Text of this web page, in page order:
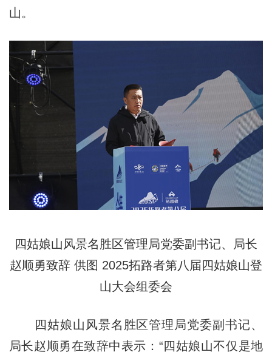
山。
四姑娘山风景名胜区管理局党委副书记、局长
赵顺勇致辞 供图 2025拓路者第八届四姑娘山登
山大会组委会
四姑娘山风景名胜区管理局党委副书记、
局长赵顺勇在致辞中表示：“四姑娘山不仅是地